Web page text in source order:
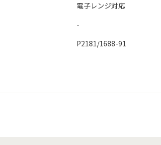
電子レンジ対応
-
P2181/1688-91